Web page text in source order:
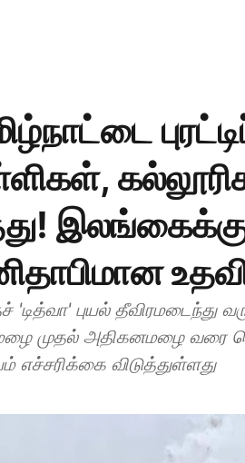
'டித்வா' புயல் தீவிரமடைந்து
முதல் அதிகனமழை வரை
எச்சரிக்கை விடுத்துள்ளது